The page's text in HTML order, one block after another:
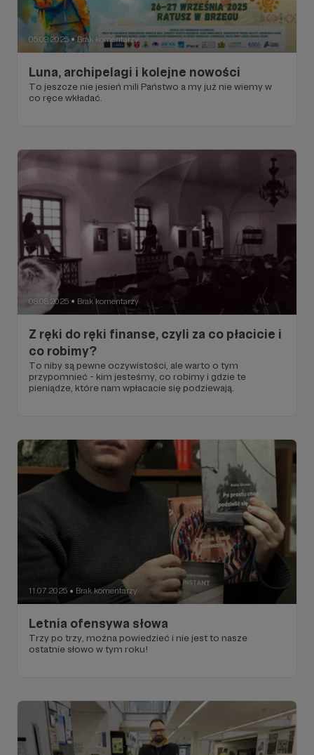
05.09.2025 ● Brak komentarzy
Luna, archipelagi i kolejne nowości
To jeszcze nie jesień mili Państwo a my już nie wiemy w
co ręce wkładać.
08.08.2025 ● Brak komentarzy
Z ręki do ręki finanse, czyli za co płacicie i
co robimy?
To niby są pewne oczywistości, ale warto o tym
przypomnieć - kim jesteśmy, co robimy i gdzie te
pieniądze, które nam wpłacacie się podziewają.
11.07.2025 ● Brak komentarzy
Letnia ofensywa słowa
Trzy po trzy, można powiedzieć i nie jest to nasze
ostatnie słowo w tym roku!